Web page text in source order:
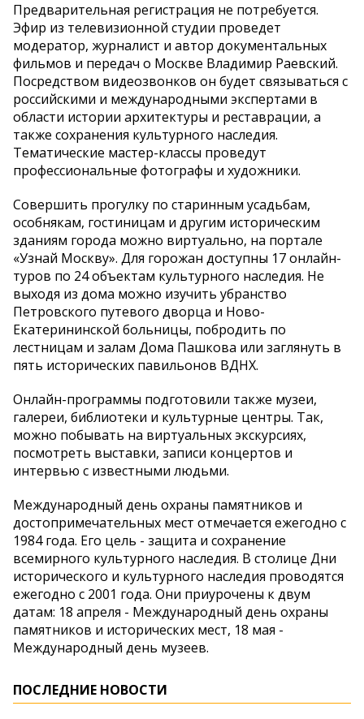
Предварительная регистрация не потребуется.
Эфир из телевизионной студии проведет
модератор, журналист и автор документальных
фильмов и передач о Москве Владимир Раевский.
Посредством видеозвонков он будет связываться с
российскими и международными экспертами в
области истории архитектуры и реставрации, а
также сохранения культурного наследия.
Тематические мастер-классы проведут
профессиональные фотографы и художники.
Совершить прогулку по старинным усадьбам,
особнякам, гостиницам и другим историческим
зданиям города можно виртуально, на портале
«Узнай Москву». Для горожан доступны 17 онлайн-
туров по 24 объектам культурного наследия. Не
выходя из дома можно изучить убранство
Петровского путевого дворца и Ново-
Екатерининской больницы, побродить по
лестницам и залам Дома Пашкова или заглянуть в
пять исторических павильонов ВДНХ.
Онлайн-программы подготовили также музеи,
галереи, библиотеки и культурные центры. Так,
можно побывать на виртуальных экскурсиях,
посмотреть выставки, записи концертов и
интервью с известными людьми.
Международный день охраны памятников и
достопримечательных мест отмечается ежегодно с
1984 года. Его цель - защита и сохранение
всемирного культурного наследия. В столице Дни
исторического и культурного наследия проводятся
ежегодно с 2001 года. Они приурочены к двум
датам: 18 апреля - Международный день охраны
памятников и исторических мест, 18 мая -
Международный день музеев.
ПОСЛЕДНИЕ НОВОСТИ